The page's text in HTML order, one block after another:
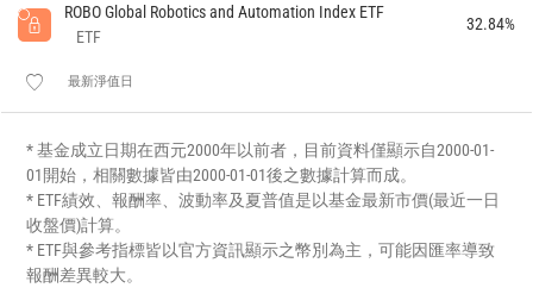
ROBO Global Robotics and Automation Index ETF
ETF
32.84%
最新淨值日
* 基金成立日期在西元2000年以前者，目前資料僅顯示自2000-01-
01開始，相關數據皆由2000-01-01後之數據計算而成。
* ETF績效、報酬率、波動率及夏普值是以基金最新市價(最近一日
收盤價)計算。
* ETF與參考指標皆以官方資訊顯示之幣別為主，可能因匯率導致
報酬差異較大。